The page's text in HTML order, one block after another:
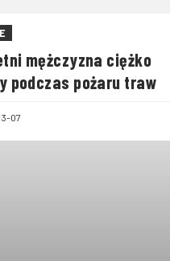
mężczyzna ciężko
podczas pożaru traw
07